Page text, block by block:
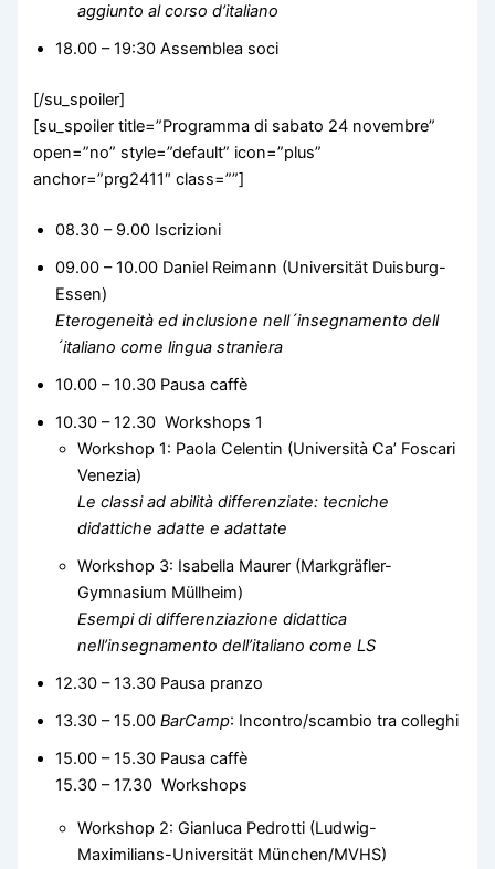
aggiunto al corso d’italiano
18.00 – 19:30 Assemblea soci
[/su_spoiler]
[su_spoiler title=”Programma di sabato 24 novembre”
open=”no” style=”default” icon=”plus”
anchor=”prg2411″ class=””]
08.30 – 9.00 Iscrizioni
09.00 – 10.00 Daniel Reimann (Universität Duisburg-
Essen)
Eterogeneità ed inclusione nell´insegnamento dell
´italiano come lingua straniera
10.00 – 10.30 Pausa caffè
10.30 – 12.30 Workshops 1
Workshop 1: Paola Celentin (Università Ca’ Foscari
Venezia)
Le classi ad abilità differenziate: tecniche
didattiche adatte e adattate
Workshop 3: Isabella Maurer (Markgräfler-
Gymnasium Müllheim)
Esempi di differenziazione didattica
nell’insegnamento dell’italiano come LS
12.30 – 13.30 Pausa pranzo
13.30 – 15.00BarCamp: Incontro/scambio tra colleghi
15.00 – 15.30 Pausa caffè
15.30 – 17.30 Workshops
Workshop 2: Gianluca Pedrotti (Ludwig-
Maximilians-Universität München/MVHS)